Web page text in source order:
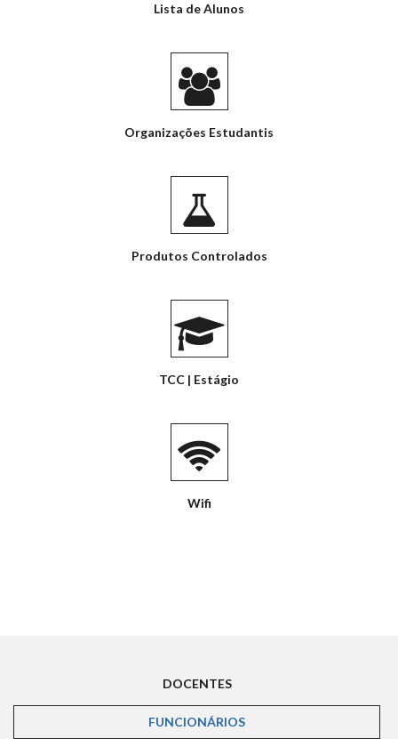
Lista de Alunos
Organizações Estudantis
Produtos Controlados
TCC | Estágio
Wifi
DOCENTES
FUNCIONÁRIOS